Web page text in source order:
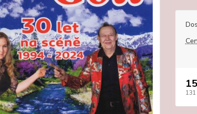
131